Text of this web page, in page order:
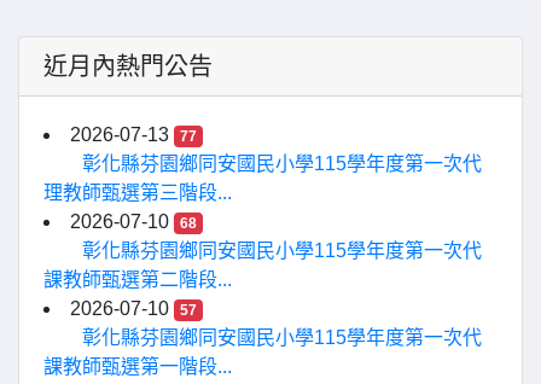
近月內熱門公告
2026-07-13 77
彰化縣芬園鄉同安國民小學115學年度第一次代
理教師甄選第三階段...
2026-07-10
68
彰化縣芬園鄉同安國民小學115學年度第一次代
課教師甄選第二階段...
2026-07-10
57
彰化縣芬園鄉同安國民小學115學年度第一次代
課教師甄選第一階段...